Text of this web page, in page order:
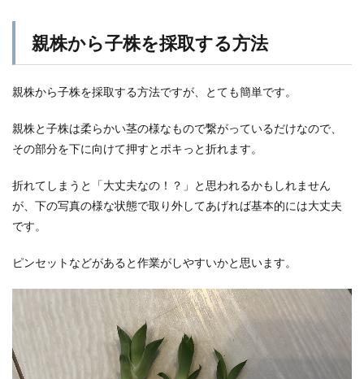
親株から子株を採取する方法
親株から子株を採取する方法ですが、とても簡単です。
親株と子株は柔らかい茎の様なもので繋がっているだけなので、
その部分を下に向けて押すとポキっと折れます。
折れてしまうと「大丈夫なの！？」と思われるかもしれません
が、下の写真の様な状態で取り外してあげれば基本的には大丈夫
です。
ピンセットなどがあると作業がしやすいかと思います。